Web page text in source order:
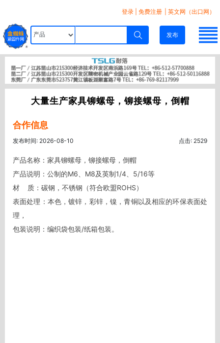
登录 免费注册 | 英文网（出口网）
发布
大量生产家具铆螺母，铆接螺母，倒帽
合作信息
发布时间: 2026-08-10 点击: 2529
产品名称：家具铆螺母，铆接螺母，倒帽
产品说明：公制的M6、M8及英制1/4、5/16等
材    质：碳钢，不锈钢（符合欧盟ROHS）
表面处理：本色，镀锌，彩锌，镍，青铜以及相应的环保表面处
理，